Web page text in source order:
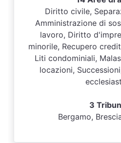
Diritto civile,
Amministrazione di
lavoro, Diritto
minorile, Recupero
Liti condominiali,
locazioni,
3
Bergamo,